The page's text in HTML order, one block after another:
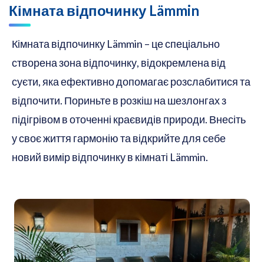
Кімната відпочинку Lämmin
Кімната відпочинку Lämmin – це спеціально
створена зона відпочинку, відокремлена від
суєти, яка ефективно допомагає розслабитися та
відпочити. Пориньте в розкіш на шезлонгах з
підігрівом в оточенні краєвидів природи. Внесіть
у своє життя гармонію та відкрийте для себе
новий вимір відпочинку в кімнаті Lämmin.